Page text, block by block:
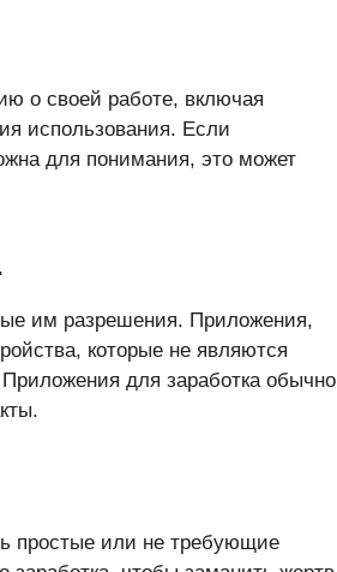
о своей работе, включая
использования. Если
для понимания, это может
им разрешения. Приложения,
которые не являются
для заработка обычно
простые или не требующие